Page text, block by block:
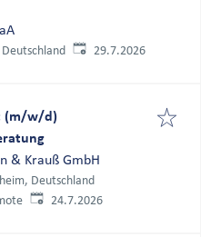
Veröffentlicht:
29.7.2026
(m/w/d)
& Krauß GmbH
Deutschland
Veröffentlicht:
24.7.2026